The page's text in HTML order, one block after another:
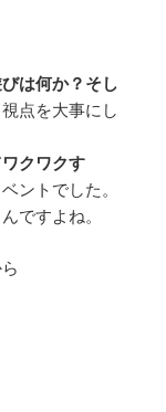
は何か？そし
点を大事にし
ワクワクす
ントでした。
ですよね。